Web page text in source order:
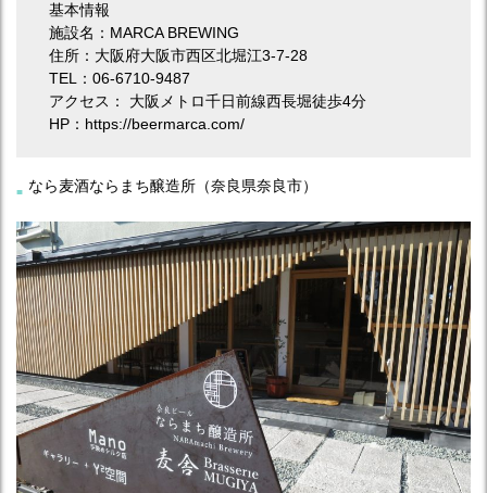
基本情報
施設名：MARCA BREWING
住所：大阪府大阪市西区北堀江3-7-28
TEL：06-6710-9487
アクセス： 大阪メトロ千日前線西長堀徒歩4分
HP：https://beermarca.com/
なら麦酒ならまち醸造所（奈良県奈良市）